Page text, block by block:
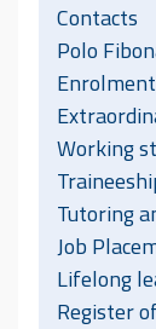
Contacts
Polo
Working
Tutoring
Job
Lifelong
Register